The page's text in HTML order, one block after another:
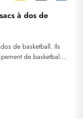
à dos de
de basketball. Ils
de basketball,
la nécessité d’un